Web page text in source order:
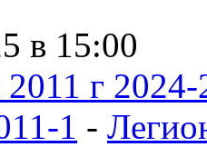
в 15:00
г 2024-
1 -